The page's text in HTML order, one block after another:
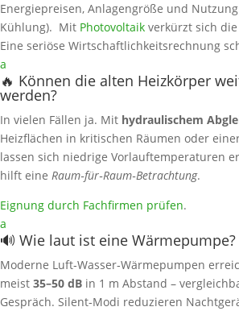
Energiepreisen, Anlagengröße und
Kühlung). Mit Photovoltaik verkürzt sich
Eine seriöse Wirtschaftlichkeitsrechnung
a
🔥 Können die alten Heizkörper
werden?
In vielen Fällen ja. Mit hydraulischem
Heizflächen in kritischen Räumen oder
lassen sich niedrige Vorlauftemperaturen
hilft eine Raum‑für‑Raum‑Betrachtung.
Eignung durch Fachfirmen prüfen.
a
🔊 Wie laut ist eine Wärmepumpe?
Moderne Luft‑Wasser‑Wärmepumpen
meist 35–50 dB in 1 m Abstand –
Gespräch. Silent‑Modi reduzieren